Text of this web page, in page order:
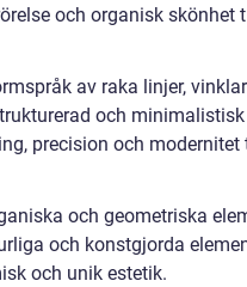
och organisk skönhet
av raka linjer,
och
precision och modernitet
och geometriska
och konstgjorda
och unik estetik.